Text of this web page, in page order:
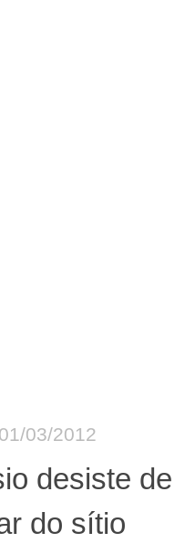
01/03/2012
desiste de
do sítio